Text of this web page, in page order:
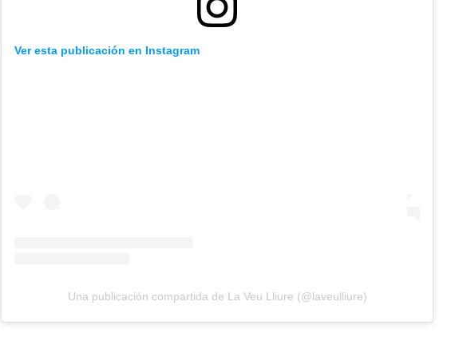
Ver esta publicación en Instagram
Una publicación compartida de La Veu Lliure (@laveulliure)